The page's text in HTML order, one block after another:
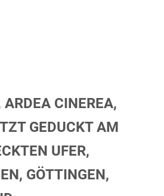
ARDEA CINEREA,
GEDUCKT AM
UFER,
GÖTTINGEN,